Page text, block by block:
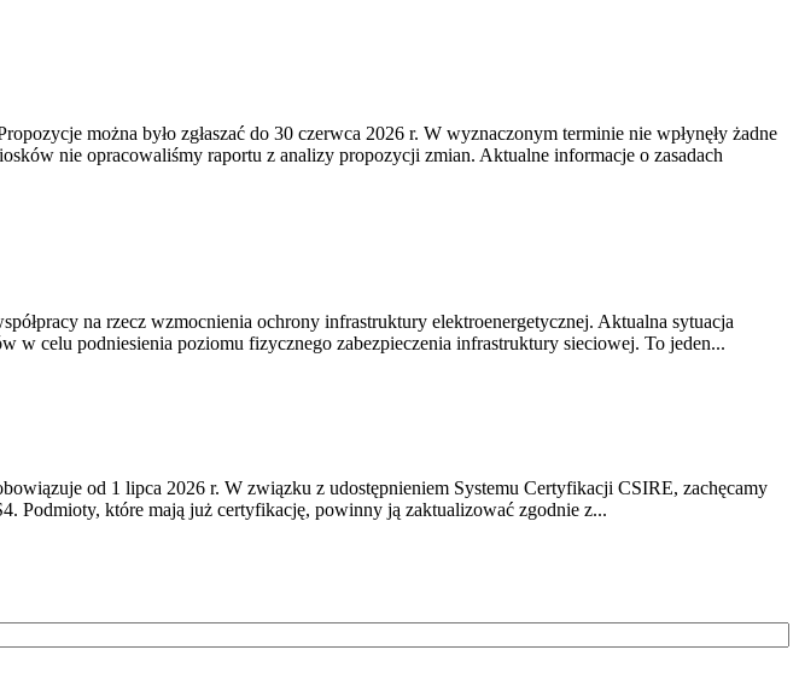
można było zgłaszać do 30 czerwca 2026 r. W wyznaczonym terminie nie wpłynęły żadne
nie opracowaliśmy raportu z analizy propozycji zmian. Aktualne informacje o zasadach
na rzecz wzmocnienia ochrony infrastruktury elektroenergetycznej. Aktualna sytuacja
w celu podniesienia poziomu fizycznego zabezpieczenia infrastruktury sieciowej. To jeden...
od 1 lipca 2026 r. W związku z udostępnieniem Systemu Certyfikacji CSIRE, zachęcamy
Podmioty, które mają już certyfikację, powinny ją zaktualizować zgodnie z...